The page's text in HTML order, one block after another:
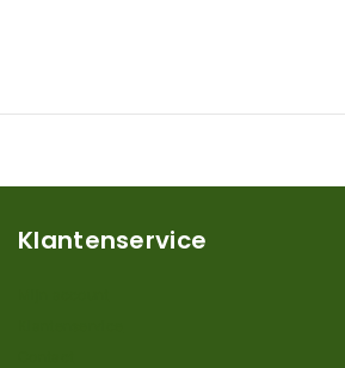
Klantenservice